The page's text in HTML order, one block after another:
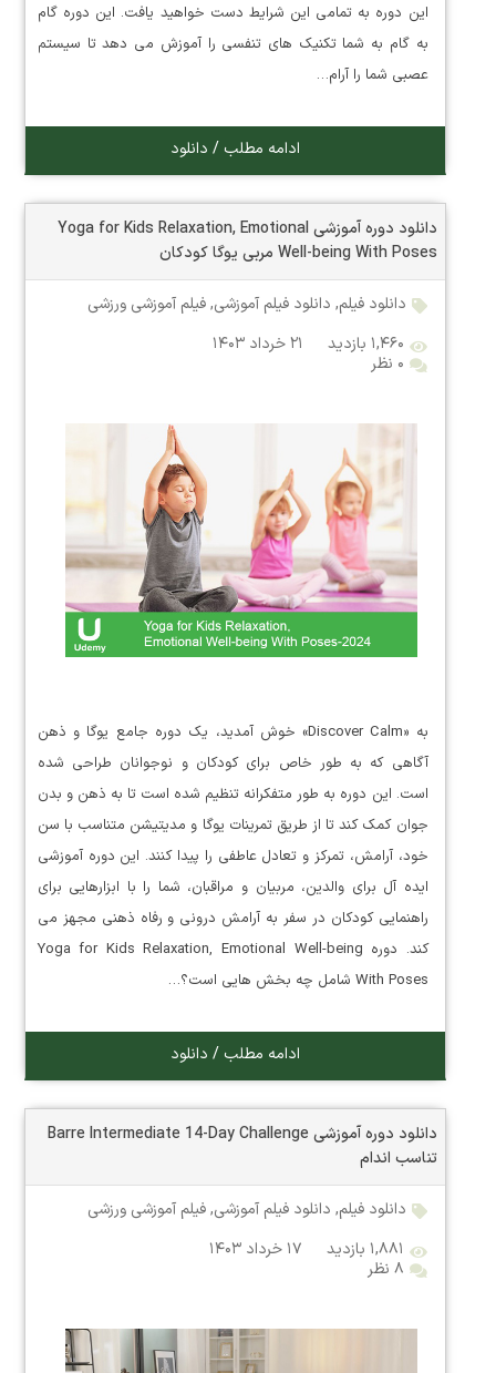
این دوره به تمامی این شرایط دست خواهید یافت. این دوره گام
به گام به شما تکنیک های تنفسی را آموزش می دهد تا سیستم
عصبی شما را آرام…
ادامه مطلب / دانلود
دانلود دوره آموزشی Yoga for Kids Relaxation, Emotional
Well-being With Poses مربی یوگا کودکان
دانلود فیلم, دانلود فیلم آموزشی,فیلم آموزشی ورزشی
۱,۴۶۰ بازدید
۲۱ خرداد ۱۴۰۳
۰ نظر
به «Discover Calm» خوش آمدید، یک دوره جامع یوگا و ذهن
آگاهی که به طور خاص برای کودکان و نوجوانان طراحی شده
است. این دوره به طور متفکرانه تنظیم شده است تا به ذهن و بدن
جوان کمک کند تا از طریق تمرینات یوگا و مدیتیشن متناسب با سن
خود، آرامش، تمرکز و تعادل عاطفی را پیدا کنند. این دوره آموزشی
ایده آل برای والدین، مربیان و مراقبان، شما را با ابزارهایی برای
راهنمایی کودکان در سفر به آرامش درونی و رفاه ذهنی مجهز می
کند. دوره Yoga for Kids Relaxation, Emotional Well-being
With Poses شامل چه بخش هایی است؟…
ادامه مطلب / دانلود
دانلود دوره آموزشی Barre Intermediate 14-Day Challenge
تناسب اندام
دانلود فیلم, دانلود فیلم آموزشی,فیلم آموزشی ورزشی
۱,۸۸۱ بازدید
۱۷ خرداد ۱۴۰۳
۸ نظر